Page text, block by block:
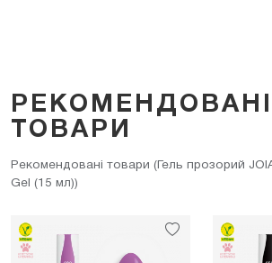
РЕКОМЕНДОВАНІ
ТОВАРИ
Рекомендовані товари (Гель прозорий
Gel (15 мл))